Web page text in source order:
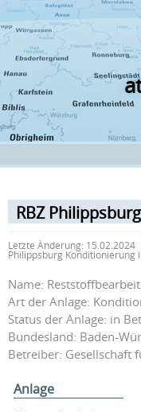
RBZ Philippsburg
Letzte Änderung: 15.02.2024
Philippsburg Konditionierung
Name:
Art der Anlage:
Status der Anlage: in
Bundesland: Baden-
Betreiber: Gesellschaft
Anlage